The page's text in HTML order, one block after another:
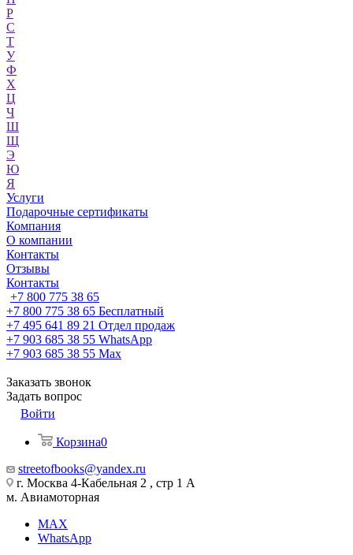
Р
С
Т
У
Ф
Х
Ц
Ч
Ш
Щ
Э
Ю
Я
Услуги
Подарочные сертификаты
Компания
О компании
Контакты
Отзывы
Контакты
+7 800 775 38 65
+7 800 775 38 65 Бесплатный
+7 495 641 89 21 Отдел продаж
+7 903 685 38 55 WhatsApp
+7 903 685 38 55 Max
Заказать звонок
Задать вопрос
Войти
Корзина0
streetofbooks@yandex.ru
г. Москва 4-Кабельная 2 , стр 1 А
м. Авиамоторная
MAX
WhatsApp